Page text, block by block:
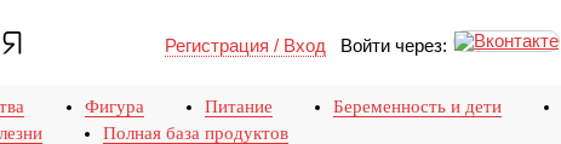
Регистрация / Вход Войти через:
Фигура Питание Беременность и дети
Полная база продуктов